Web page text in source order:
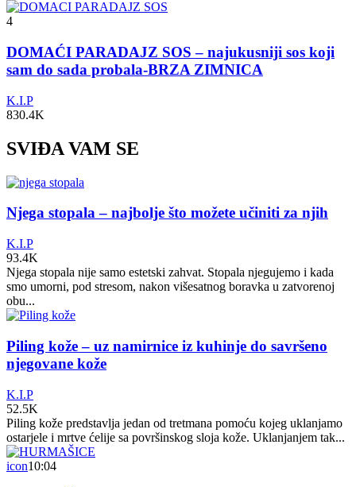
4
DOMAĆI PARADAJZ SOS – najukusniji sos koji
sam do sada probala-BRZA ZIMNICA
K.I.P
830.4K
SVIĐA VAM SE
Njega stopala – najbolje što možete učiniti za njih
K.I.P
93.4K
Njega stopala nije samo estetski zahvat. Stopala njegujemo i kada
smo umorni, pod stresom, nakon višesatnog boravka u zatvorenoj
obu...
Piling kože – uz namirnice iz kuhinje do savršeno
njegovane kože
K.I.P
52.5K
Piling kože predstavlja jedan od tretmana pomoću kojeg uklanjamo
ostarjele i mrtve ćelije sa površinskog sloja kože. Uklanjanjem tak...
icon10:04